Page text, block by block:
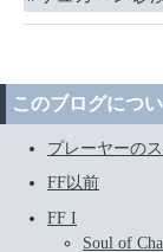
このブログにつ
プレーヤーの
FF以前
FF I
Soul of